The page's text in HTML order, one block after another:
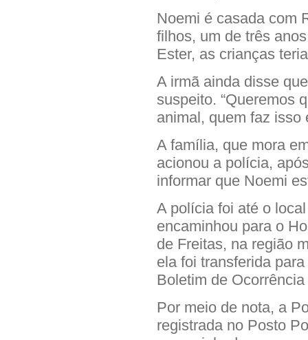
Noemi é casada com
filhos, um de três
Ester, as crianças
A irmã ainda disse
suspeito. “Queremos
animal, quem faz isso
A família, que mora
acionou a polícia,
informar que Noemi
A polícia foi até o
encaminhou para o
de Freitas, na região
ela foi transferida
Boletim de
Por meio de nota, a
registrada no Posto